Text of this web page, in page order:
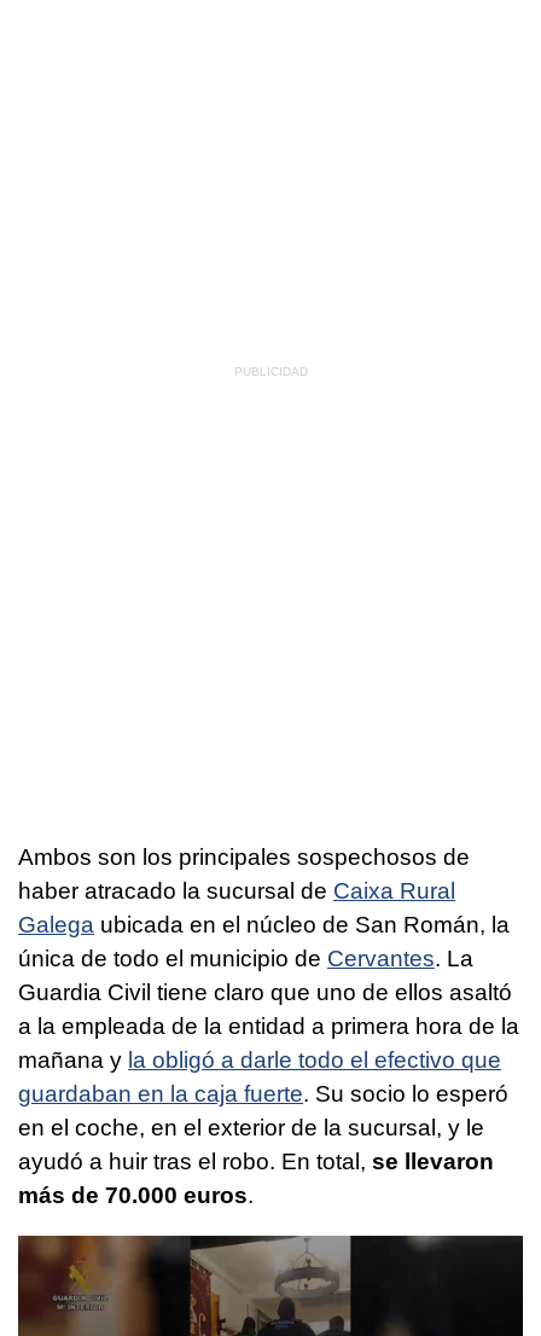
Ambos son los principales sospechosos de
haber atracado la sucursal de Caixa Rural
Galega ubicada en el núcleo de San Román, la
única de todo el municipio de Cervantes. La
Guardia Civil tiene claro que uno de ellos asaltó
a la empleada de la entidad a primera hora de la
mañana y la obligó a darle todo el efectivo que
guardaban en la caja fuerte. Su socio lo esperó
en el coche, en el exterior de la sucursal, y le
ayudó a huir tras el robo. En total, se llevaron
más de 70.000 euros.
0
seconds
seconds